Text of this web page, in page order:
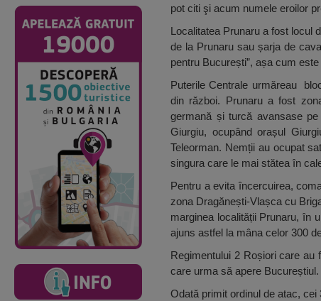
pot citi şi acum numele eroilor
Localitatea Prunaru a fost locul
de la Prunaru sau șarja de
pentru București”, așa cum
Puterile Centrale urmăreau
din război. Prunaru a fost
germană și turcă avansase
Giurgiu, ocupând orașul
Teleorman. Nemții au ocupat
singura care le mai stătea în
Pentru a evita încercuirea,
zona Dragănești-Vlașca cu
marginea localității Prunaru, în
ajuns astfel la mâna celor 300
Regimentului 2 Roșiori care
care urma să apere Bucureștiul.
Odată primit ordinul de atac,